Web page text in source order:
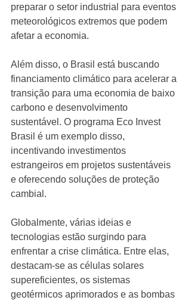
preparar o setor industrial para eventos
meteorológicos extremos que podem
afetar a economia.
Além disso, o Brasil está buscando
financiamento climático para acelerar a
transição para uma economia de baixo
carbono e desenvolvimento
sustentável. O programa Eco Invest
Brasil é um exemplo disso,
incentivando investimentos
estrangeiros em projetos sustentáveis
e oferecendo soluções de proteção
cambial.
Globalmente, várias ideias e
tecnologias estão surgindo para
enfrentar a crise climática. Entre elas,
destacam-se as células solares
supereficientes, os sistemas
geotérmicos aprimorados e as bombas